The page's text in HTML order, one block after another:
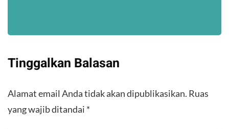
Tinggalkan Balasan
Alamat email Anda tidak akan dipublikasikan. Ruas
yang wajib ditandai *